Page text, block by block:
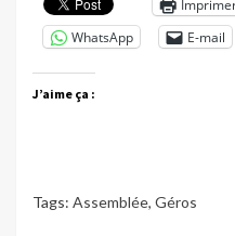
WhatsApp
E-mail
J’aime ça :
Tags: Assemblée, Géros